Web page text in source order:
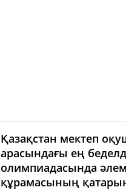
Қазақстан мектеп
арасындағы ең
олимпиадасында
құрамасының